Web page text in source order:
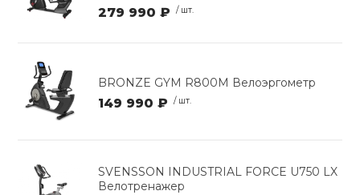
279 990 ₽ / шт.
BRONZE GYM R800M Велоэргометр
149 990 ₽ / шт.
SVENSSON INDUSTRIAL FORCE U750 LX
Велотренажер